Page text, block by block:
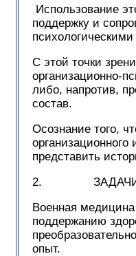
Использование
поддержку и
С этой точки
организационно-
либо, напротив,
состав.
Осознание того,
представить
2. ЗАДАЧИ И
Военная медицина
поддержанию
опыт.